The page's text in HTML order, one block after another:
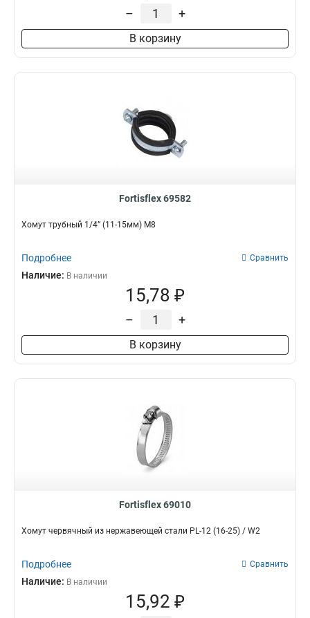
– +
В корзину
Fortisflex 69582
Хомут трубный 1/4” (11-15мм) М8
Подробнее Сравнить
Наличие: В наличии
15,78 ₽
– +
В корзину
Fortisflex 69010
Хомут червячный из нержавеющей стали PL-12 (16-25) / W2
Подробнее Сравнить
Наличие: В наличии
15,92 ₽